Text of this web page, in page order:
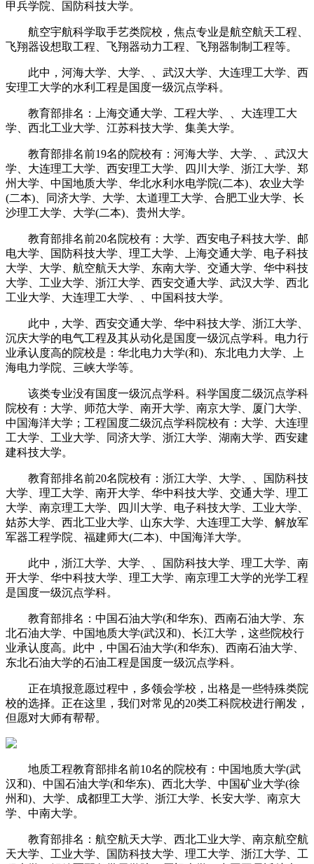
甲兵学院、国防科技大学。
航空宇航科学取手艺类院校，焦点专业是航空航天工程、
飞翔器设想取工程、飞翔器动力工程、飞翔器制制工程等。
此中，河海大学、大学、、武汉大学、大连理工大学、西
安理工大学的水利工程是国度一级沉点学科。
教育部排名：上海交通大学、工程大学、、大连理工大
学、西北工业大学、江苏科技大学、集美大学。
教育部排名前19名的院校有：河海大学、大学、、武汉大
学、大连理工大学、西安理工大学、四川大学、浙江大学、郑
州大学、中国地质大学、华北水利水电学院(二本)、农业大学
(二本)、同济大学、大学、太道理工大学、合肥工业大学、长
沙理工大学、大学(二本)、贵州大学。
教育部排名前20名院校有：大学、西安电子科技大学、邮
电大学、国防科技大学、理工大学、上海交通大学、电子科技
大学、大学、航空航天大学、东南大学、交通大学、华中科技
大学、工业大学、浙江大学、西安交通大学、武汉大学、西北
工业大学、大连理工大学、、中国科技大学。
此中，大学、西安交通大学、华中科技大学、浙江大学、
沉庆大学的电气工程及其从动化是国度一级沉点学科。电力行
业承认度高的院校是：华北电力大学(和)、东北电力大学、上
海电力学院、三峡大学等。
该类专业没有国度一级沉点学科。科学国度二级沉点学科
院校有：大学、师范大学、南开大学、南京大学、厦门大学、
中国海洋大学；工程国度二级沉点学科院校有：大学、大连理
工大学、工业大学、同济大学、浙江大学、湖南大学、西安建
建科技大学。
教育部排名前20名院校有：浙江大学、大学、、国防科技
大学、理工大学、南开大学、华中科技大学、交通大学、理工
大学、南京理工大学、四川大学、电子科技大学、工业大学、
姑苏大学、西北工业大学、山东大学、大连理工大学、解放军
军器工程学院、福建师大(二本)、中国海洋大学。
此中，浙江大学、大学、、国防科技大学、理工大学、南
开大学、华中科技大学、理工大学、南京理工大学的光学工程
是国度一级沉点学科。
教育部排名：中国石油大学(和华东)、西南石油大学、东
北石油大学、中国地质大学(武汉和)、长江大学，这些院校行
业承认度高。此中，中国石油大学(和华东)、西南石油大学、
东北石油大学的石油工程是国度一级沉点学科。
正在填报意愿过程中，多领会学校，出格是一些特殊类院
校的选择。正在这里，我们对常见的20类工科院校进行阐发，
但愿对大师有帮帮。
地质工程教育部排名前10名的院校有：中国地质大学(武
汉和)、中国石油大学(和华东)、西北大学、中国矿业大学(徐
州和)、大学、成都理工大学、浙江大学、长安大学、南京大
学、中南大学。
教育部排名：航空航天大学、西北工业大学、南京航空航
天大学、工业大学、国防科技大学、理工大学、浙江大学、工